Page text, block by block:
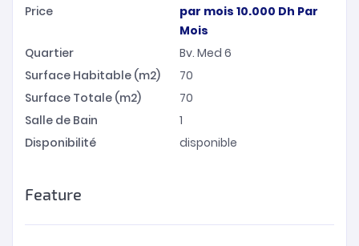
Price
par mois 10.000 Dh Par
Mois
Quartier
Bv. Med 6
Surface Habitable (m2)
70
Surface Totale (m2)
70
Salle de Bain
1
Disponibilité
disponible
Feature